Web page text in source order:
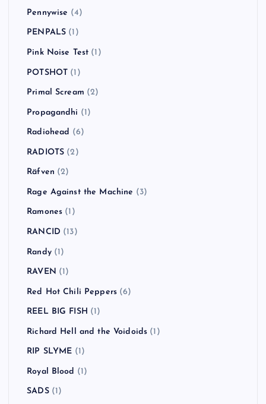
Pennywise (4)
PENPALS (1)
Pink Noise Test (1)
POTSHOT (1)
Primal Scream (2)
Propagandhi (1)
Radiohead (6)
RADIOTS (2)
Räfven (2)
Rage Against the Machine (3)
Ramones (1)
RANCID (13)
Randy(1)
RAVEN (1)
Red Hot Chili Peppers (6)
REEL BIG FISH (1)
Richard Hell and the Voidoids (1)
RIP SLYME (1)
Royal Blood (1)
SADS(1)